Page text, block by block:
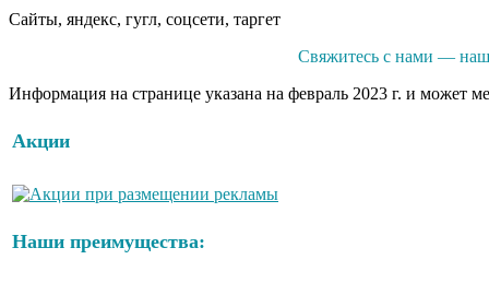
Сайты, яндекс, гугл, соцсети, таргет
Свяжитесь с нами —
Информация на странице указана на февраль 2023 г. и может
Акции
Наши преимущества: